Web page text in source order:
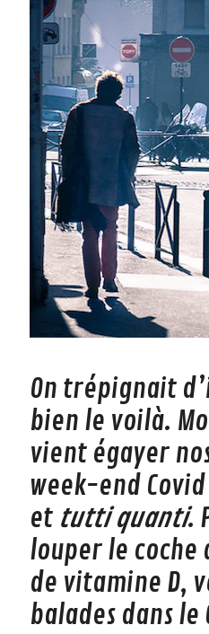
On trépignait
bien le voilà.
vient égayer
week-end
et tutti quanti.
louper le coche
de vitamine D,
balades dans le